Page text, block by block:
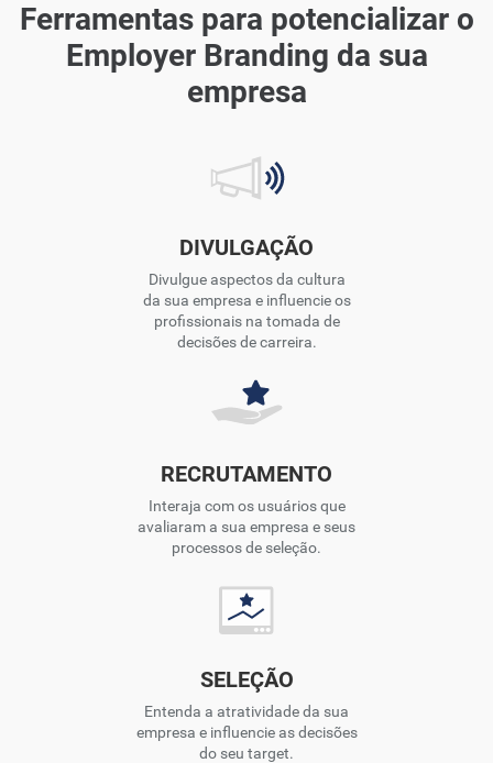
Ferramentas para potencializar o
Employer Branding da sua
empresa
DIVULGAÇÃO
Divulgue aspectos da cultura
da sua empresa e influencie os
profissionais na tomada de
decisões de carreira.
RECRUTAMENTO
Interaja com os usuários que
avaliaram a sua empresa e seus
processos de seleção.
SELEÇÃO
Entenda a atratividade da sua
empresa e influencie as decisões
do seu target.